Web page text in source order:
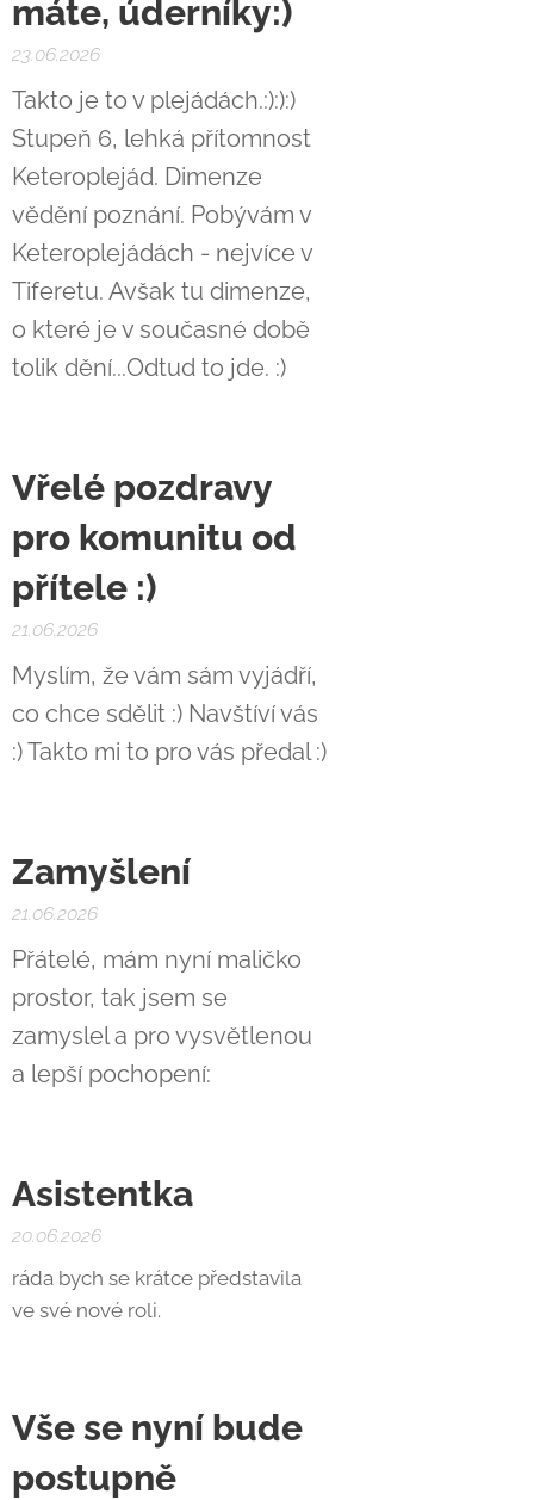
máte, úderníky:)
23.06.2026
Takto je to v plejádách.:):):)
Stupeň 6, lehká přítomnost
Keteroplejád. Dimenze
vědění poznání. Pobývám v
Keteroplejádách - nejvíce v
Tiferetu. Avšak tu dimenze,
o které je v současné době
tolik dění...Odtud to jde. :)
Vřelé pozdravy
pro komunitu od
přítele :)
21.06.2026
Myslím, že vám sám vyjádří,
co chce sdělit :) Navštíví vás
:) Takto mi to pro vás předal :)
Zamyšlení
21.06.2026
Přátelé, mám nyní maličko
prostor, tak jsem se
zamyslel a pro vysvětlenou
a lepší pochopení:
Asistentka
20.06.2026
ráda bych se krátce představila
ve své nové roli.
Vše se nyní bude
postupně